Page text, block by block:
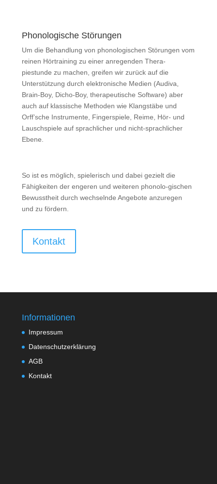
Phonologische Störungen
Um die Behandlung von phonologischen Störungen vom
reinen Hörtraining zu einer anregenden Thera-
piestunde zu machen, greifen wir zurück auf die
Unterstützung durch elektronische Medien (Audiva,
Brain-Boy, Dicho-Boy, therapeutische Software) aber
auch auf klassische Methoden wie Klangstäbe und
Orff’sche Instrumente, Fingerspiele, Reime, Hör- und
Lauschspiele auf sprachlicher und nicht-sprachlicher
Ebene.
So ist es möglich, spielerisch und dabei gezielt die
Fähigkeiten der engeren und weiteren phonolo-gischen
Bewusstheit durch wechselnde Angebote anzuregen
und zu fördern.
Kontakt
Informationen
Impressum
Datenschutzerklärung
AGB
Kontakt